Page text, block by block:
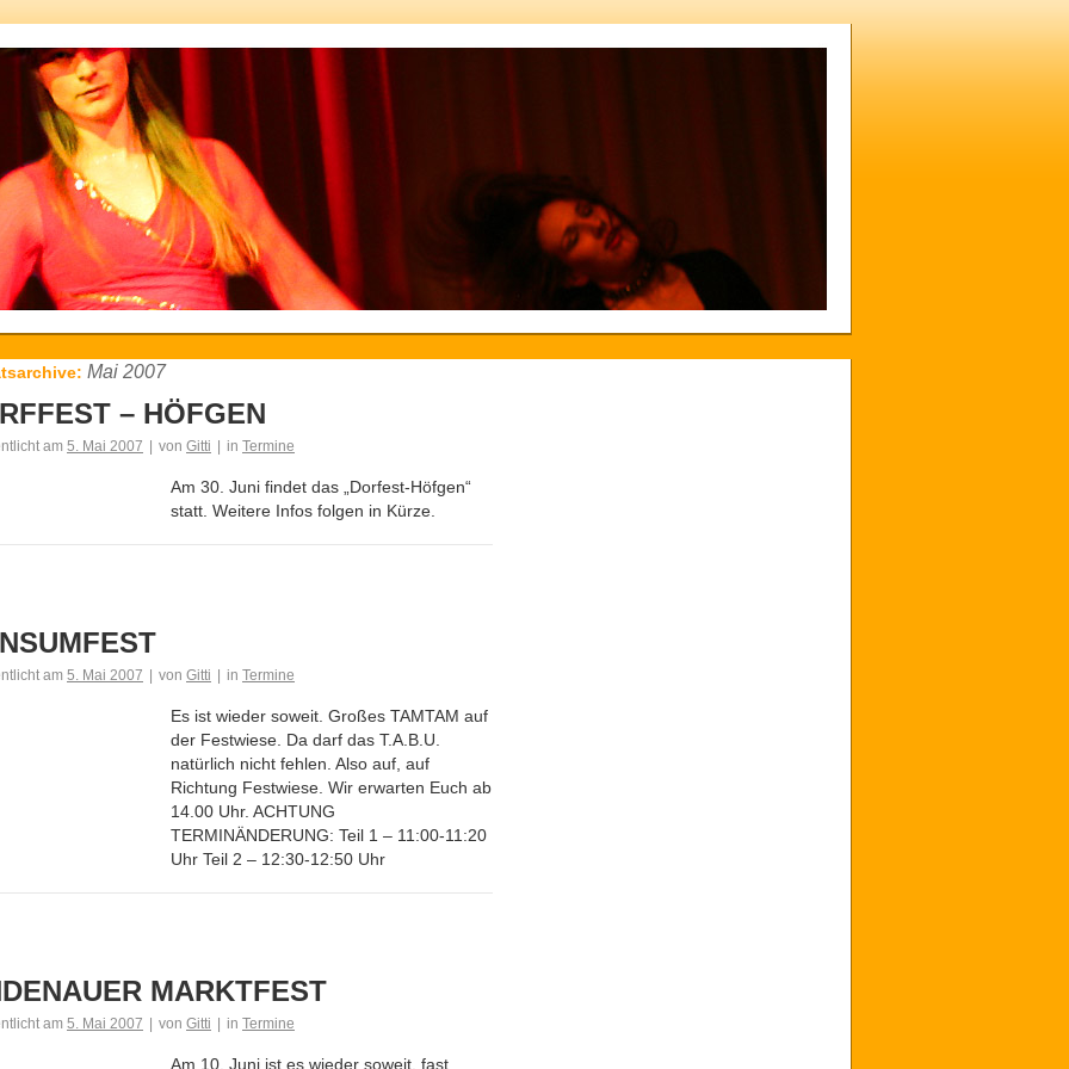
Mai 2007
– HÖFGEN
am 5. Mai 2007 von Gitti in Termine
Am 30. Juni findet das „Dorfest-Höfgen“
statt. Weitere Infos folgen in Kürze.
am 5. Mai 2007 von Gitti in Termine
Es ist wieder soweit. Großes TAMTAM auf
der Festwiese. Da darf das T.A.B.U.
natürlich nicht fehlen. Also auf, auf
Richtung Festwiese. Wir erwarten Euch ab
14.00 Uhr. ACHTUNG
TERMINÄNDERUNG: Teil 1 – 11:00-11:20
Uhr Teil 2 – 12:30-12:50 Uhr
MARKTFEST
am 5. Mai 2007 von Gitti in Termine
Am 10. Juni ist es wieder soweit, fast